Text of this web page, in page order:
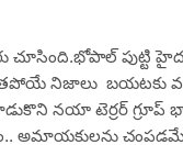
చూసింది.భోపాల్ పుట్టి
నిజాలు
నయా టెర్రర్ గ్రూప్
అమాయకులను